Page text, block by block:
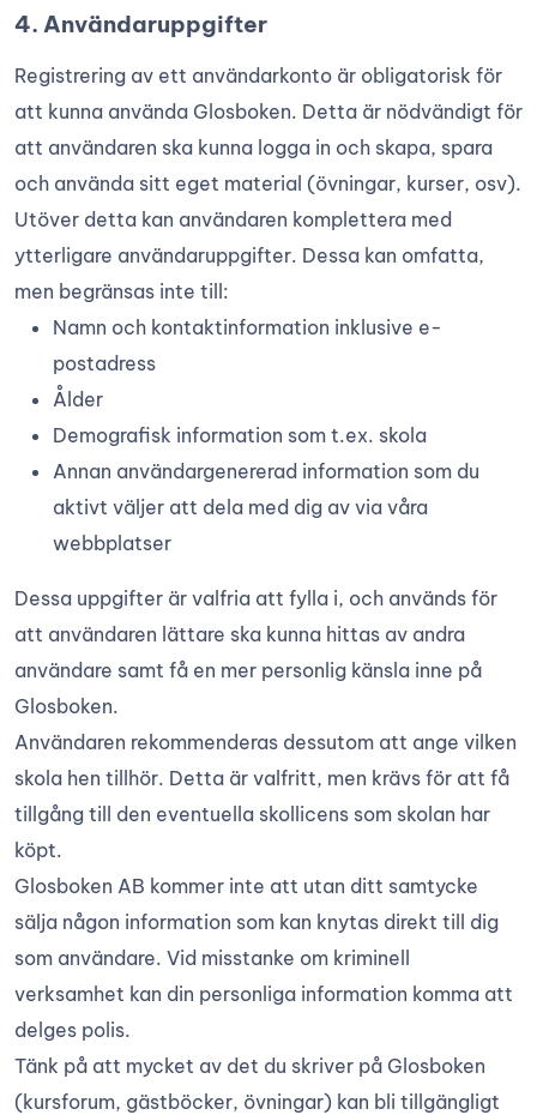
4. Användaruppgifter
Registrering av ett användarkonto är obligatorisk för
att kunna använda Glosboken. Detta är nödvändigt för
att användaren ska kunna logga in och skapa, spara
och använda sitt eget material (övningar, kurser, osv).
Utöver detta kan användaren komplettera med
ytterligare användaruppgifter. Dessa kan omfatta,
men begränsas inte till:
Namn och kontaktinformation inklusive e-
postadress
Ålder
Demografisk information som t.ex. skola
Annan användargenererad information som du
aktivt väljer att dela med dig av via våra
webbplatser
Dessa uppgifter är valfria att fylla i, och används för
att användaren lättare ska kunna hittas av andra
användare samt få en mer personlig känsla inne på
Glosboken.
Användaren rekommenderas dessutom att ange vilken
skola hen tillhör. Detta är valfritt, men krävs för att få
tillgång till den eventuella skollicens som skolan har
köpt.
Glosboken AB kommer inte att utan ditt samtycke
sälja någon information som kan knytas direkt till dig
som användare. Vid misstanke om kriminell
verksamhet kan din personliga information komma att
delges polis.
Tänk på att mycket av det du skriver på Glosboken
(kursforum, gästböcker, övningar) kan bli tillgängligt